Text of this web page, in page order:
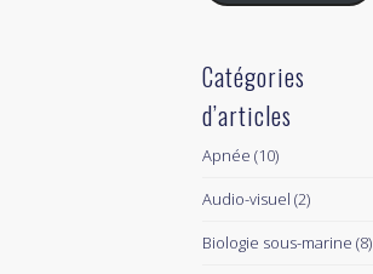
Catégories
d’articles
Apnée (10)
Audio-visuel (2)
Biologie sous-marine (8)